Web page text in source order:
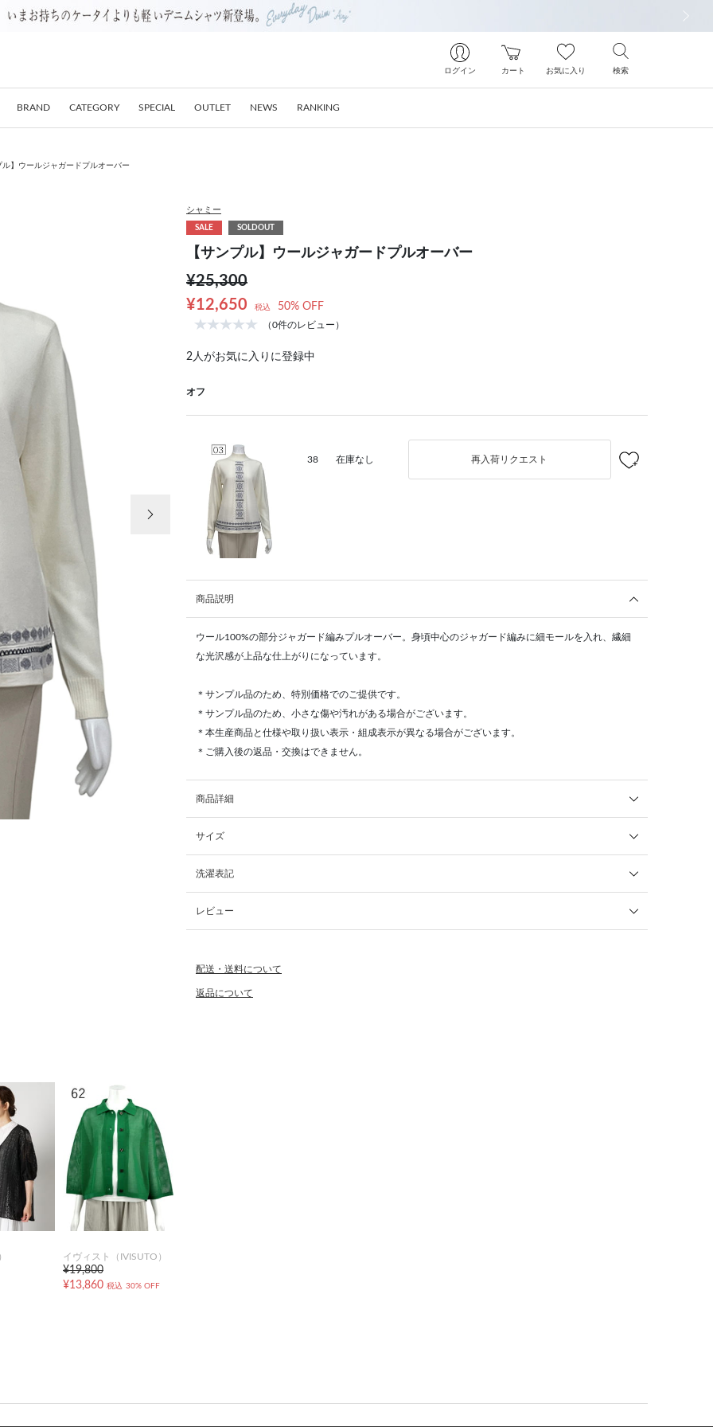
ログイン カート お気に入り 検索
BRAND CATEGORY SPECIAL OUTLET NEWS RANKING
ル】ウールジャガードプルオーバー
イヴィスト（IVISUTO）
¥19,800
¥13,860 税込 30% OFF
シャミー
SALE SOLDOUT
【サンプル】ウールジャガードプルオーバー
¥25,300
¥12,650
税込 50% OFF
（0件のレビュー）
2人がお気に入りに登録中
オフ
38 在庫なし 再入荷リクエスト
商品説明
ウール100%の部分ジャガード編みプルオーバー。身頃中心のジャガード編みに細モールを入れ、繊細
な光沢感が上品な仕上がりになっています。
＊サンプル品のため、特別価格でのご提供です。
＊サンプル品のため、小さな傷や汚れがある場合がございます。
＊本生産商品と仕様や取り扱い表示・組成表示が異なる場合がございます。
＊ご購入後の返品・交換はできません。
商品詳細
サイズ
洗濯表記
レビュー
配送・送料について
返品について